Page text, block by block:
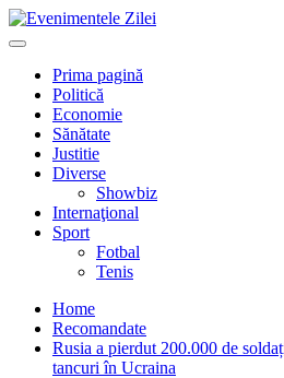
Mergi
la
Primary
Prima pagină
Politică
Economie
Sănătate
Justitie
Diverse
Showbiz
Internaţional
Sport
Fotbal
Tenis
Home
Recomandate
Rusia a pierdut 200.000 de
tancuri în Ucraina